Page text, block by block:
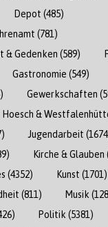
Depot (485)
(781)
& Gedenken (589)
Gastronomie (549)
Gewerkschaften
Hoesch &
Jugendarbeit
Kirche & Glauben
(4352) Kunst (1701)
(811) Musik
Politik (5381)